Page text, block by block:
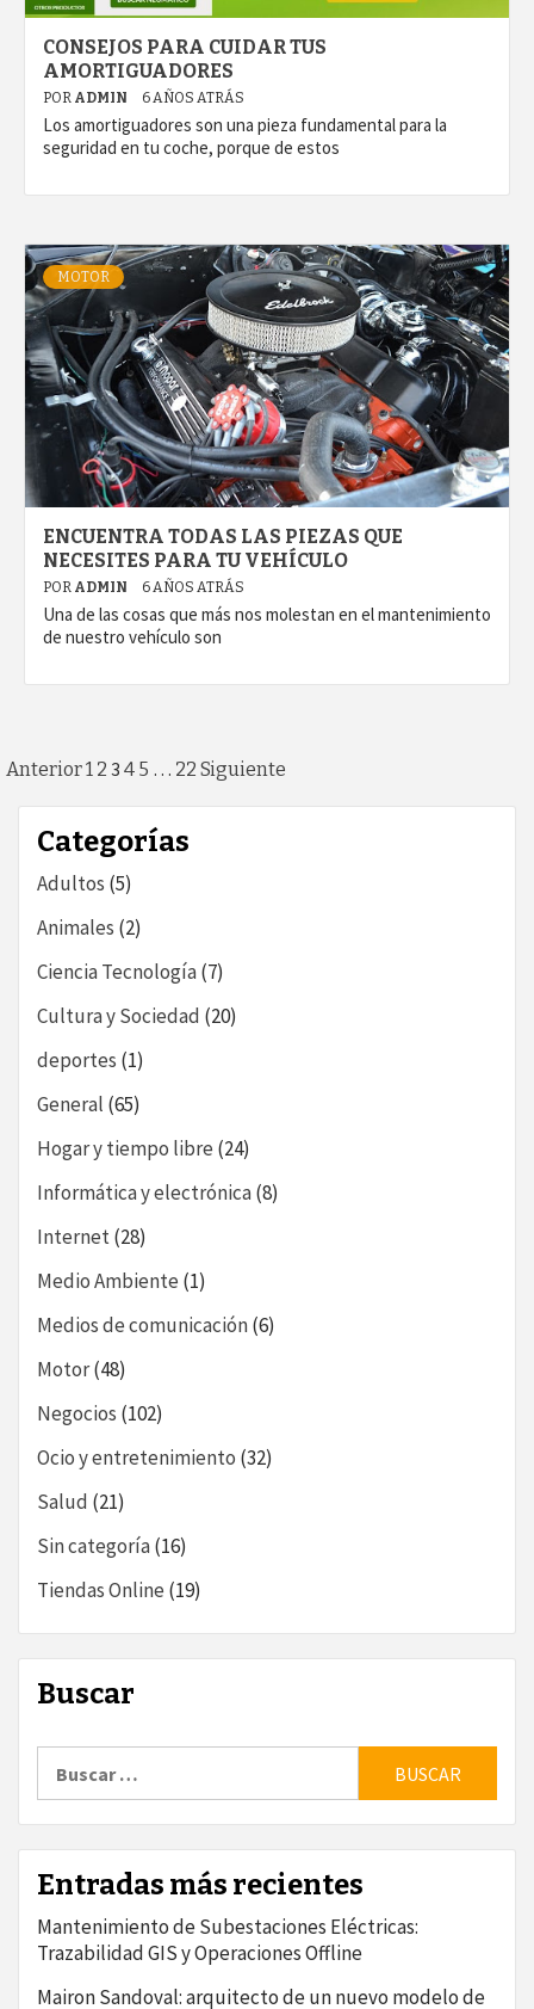
CONSEJOS PARA CUIDAR TUS
AMORTIGUADORES
POR ADMIN 6 AÑOS ATRÁS
Los amortiguadores son una pieza fundamental para la
seguridad en tu coche, porque de estos
MOTOR
ENCUENTRA TODAS LAS PIEZAS QUE
NECESITES PARA TU VEHÍCULO
POR ADMIN 6 AÑOS ATRÁS
Una de las cosas que más nos molestan en el mantenimiento
de nuestro vehículo son
Paginación
de
entradas
Anterior1 2 3 4 5 … 22 Siguiente
Categorías
Adultos (5)
Animales (2)
Ciencia Tecnología(7)
Cultura y Sociedad (20)
deportes (1)
General (65)
Hogar y tiempo libre (24)
Informática y electrónica(8)
Internet(28)
Medio Ambiente (1)
Medios de comunicación(6)
Motor(48)
Negocios (102)
Ocio y entretenimiento (32)
Salud (21)
Sin categoría(16)
Tiendas Online (19)
Buscar
Entradas más recientes
Mantenimiento de Subestaciones Eléctricas:
Trazabilidad GIS y Operaciones Offline
Mairon Sandoval: arquitecto de un nuevo modelo de